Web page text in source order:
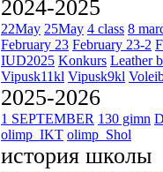
2024-2025
22May 25May 4 class 8
February 23 February 23-2
IUD2025 Konkurs Leather
Vipusk11kl Vipusk9kl
2025-2026
1 SEPTEMBER 130 gimn
olimp_IKT olimp_Shol
история школы